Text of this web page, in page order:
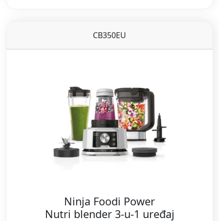
CB350EU
Ninja Foodi Power
Nutri blender 3-u-1 uređaj